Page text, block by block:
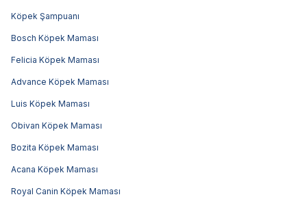
Köpek Şampuanı
Bosch Köpek Maması
Felicia Köpek Maması
Advance Köpek Maması
Luis Köpek Maması
Obivan Köpek Maması
Bozita Köpek Maması
Acana Köpek Maması
Royal Canin Köpek Maması